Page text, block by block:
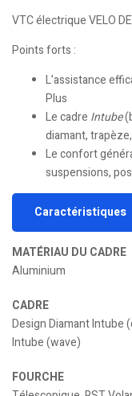
VTC électrique VELO
Points forts :
L’assistance
Plus
Le cadre Intube
diamant,
Le confort
suspensions,
Caractéristiques
MATÉRIAU DU CADRE
Aluminium
CADRE
Design Diamant Intube
Intube (wave)
FOURCHE